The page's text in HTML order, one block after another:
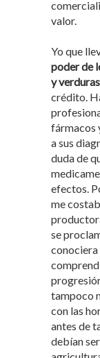
valor.
Yo que
poder de
y
crédito.
fármacos
a sus
duda de
efectos.
me
se
conociera
tampoco
con las
antes de
debían